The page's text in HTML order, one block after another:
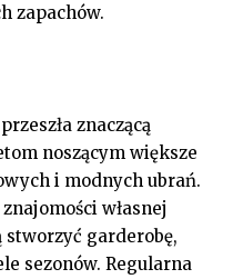
zapachów.
znaczącą
noszącym większe
i modnych ubrań.
własnej
garderobę,
sezonów. Regularna